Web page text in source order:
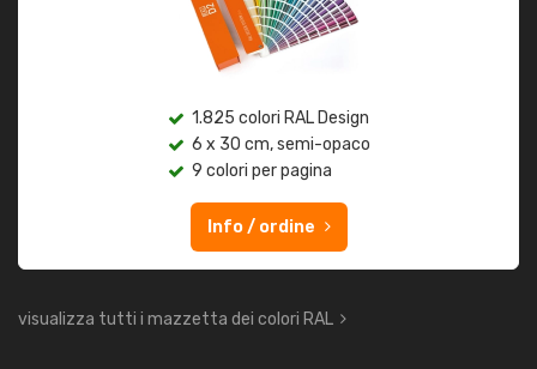
1.825 colori RAL Design
6 x 30 cm, semi-opaco
9 colori per pagina
Info / ordine
visualizza tutti i mazzetta dei colori RAL